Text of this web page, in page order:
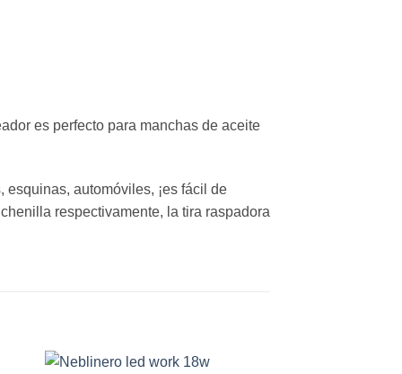
es perfecto para manchas de aceite
automóviles, ¡es fácil de
respectivamente, la tira raspadora